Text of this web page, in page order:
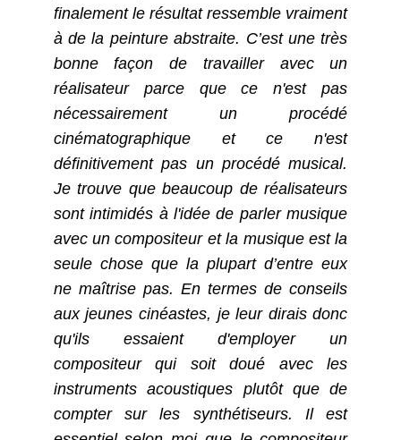
finalement le résultat ressemble vraiment
à de la peinture abstraite. C’est une très
bonne façon de travailler avec un
réalisateur parce que ce n'est pas
nécessairement un procédé
cinématographique et ce n'est
définitivement pas un procédé musical.
Je trouve que beaucoup de réalisateurs
sont intimidés à l'idée de parler musique
avec un compositeur et la musique est la
seule chose que la plupart d’entre eux
ne maîtrise pas. En termes de conseils
aux jeunes cinéastes, je leur dirais donc
qu'ils essaient d'employer un
compositeur qui soit doué avec les
instruments acoustiques plutôt que de
compter sur les synthétiseurs. Il est